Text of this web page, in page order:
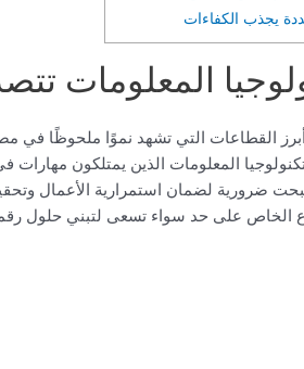
يجذب الكفاءات
المعلومات
أبرز القطاعات التي تشهد نموًا ملحوظًا
المعلومات الذين يمتلكون مهارات في
ضرورية لضمان استمرارية الأعمال
الخاص على حد سواء تسعى لتبني حلول